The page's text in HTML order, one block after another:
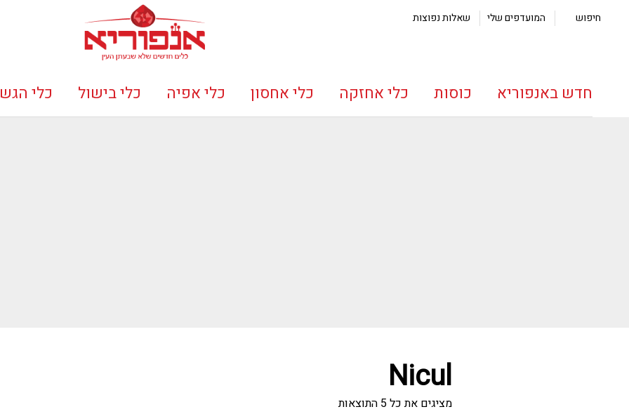
חיפוש המועדפים שלי שאלות נפוצות
חדש באנפוריא כוסות כלי אחזקה כלי אחסון כלי אפיה כלי בישול כלי
Nicul
מציגים את כל ⁦5⁩ התוצאות ממוין